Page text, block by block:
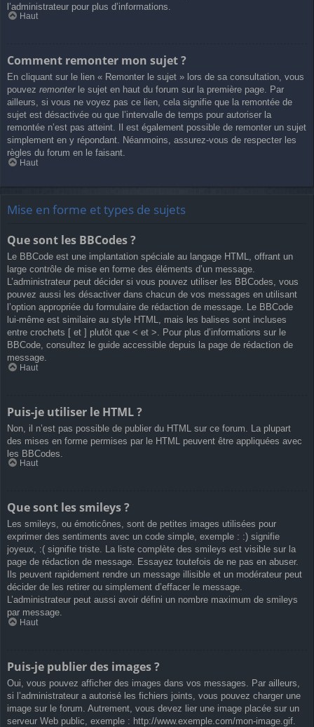
l’administrateur pour plus d’informations.
Haut
Comment remonter mon sujet ?
En cliquant sur le lien « Remonter le sujet » lors de sa consultation, vous
pouvez remonterle sujet en haut du forum sur la première page. Par
ailleurs, si vous ne voyez pas ce lien, cela signifie que la remontée de
sujet est désactivée ou que l’intervalle de temps pour autoriser la
remontée n’est pas atteint. Il est également possible de remonter un sujet
simplement en y répondant. Néanmoins, assurez-vous de respecter les
règles du forum en le faisant.
Haut
Mise en forme et types de sujets
Que sont les BBCodes ?
Le BBCode est une implantation spéciale au langage HTML, offrant un
large contrôle de mise en forme des éléments d’un message.
L’administrateur peut décider si vous pouvez utiliser les BBCodes, vous
pouvez aussi les désactiver dans chacun de vos messages en utilisant
l’option appropriée du formulaire de rédaction de message. Le BBCode
lui-même est similaire au style HTML, mais les balises sont incluses
entre crochets [ et ] plutôt que < et >. Pour plus d’informations sur le
BBCode, consultez le guide accessible depuis la page de rédaction de
message.
Haut
Puis-je utiliser le HTML ?
Non, il n’est pas possible de publier du HTML sur ce forum. La plupart
des mises en forme permises par le HTML peuvent être appliquées avec
les BBCodes.
Haut
Que sont les smileys ?
Les smileys, ou émoticônes, sont de petites images utilisées pour
exprimer des sentiments avec un code simple, exemple : :) signifie
joyeux, :( signifie triste. La liste complète des smileys est visible sur la
page de rédaction de message. Essayez toutefois de ne pas en abuser.
Ils peuvent rapidement rendre un message illisible et un modérateur peut
décider de les retirer ou simplement d’effacer le message.
L’administrateur peut aussi avoir défini un nombre maximum de smileys
par message.
Haut
Puis-je publier des images ?
Oui, vous pouvez afficher des images dans vos messages. Par ailleurs,
si l’administrateur a autorisé les fichiers joints, vous pouvez charger une
image sur le forum. Autrement, vous devez lier une image placée sur un
serveur Web public, exemple : http://www.exemple.com/mon-image.gif.